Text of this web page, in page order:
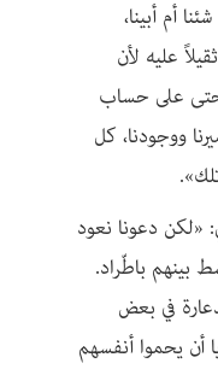
أم أبينا،
عليه لأن
على حساب
ووجودنا، كل
«لكن دعونا نعود
بينهم باطّراد.
في بعض
أن يحموا أنفسهم